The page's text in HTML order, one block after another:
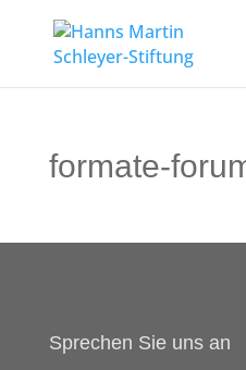
formate-
Sprechen Sie uns an